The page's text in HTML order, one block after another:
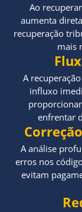
Ao
aumenta
recuperação
mais
A
influxo
enfrentar
A análise
erros nos
evitam